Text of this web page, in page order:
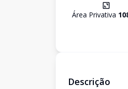
Área Privativa
Descrição